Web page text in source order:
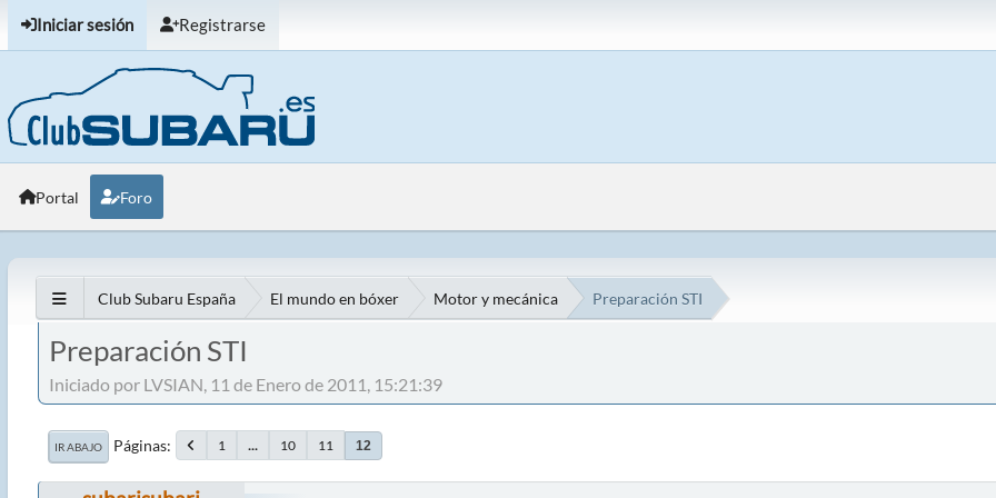
Iniciar sesión Registrarse
Portal Foro
Club Subaru España El mundo en bóxer Motor y mecánica Preparación STI
Preparación STI
Iniciado por LVSIAN, 11 de Enero de 2011, 15:21:39
IR ABAJO Páginas 1 ... 10 11 12